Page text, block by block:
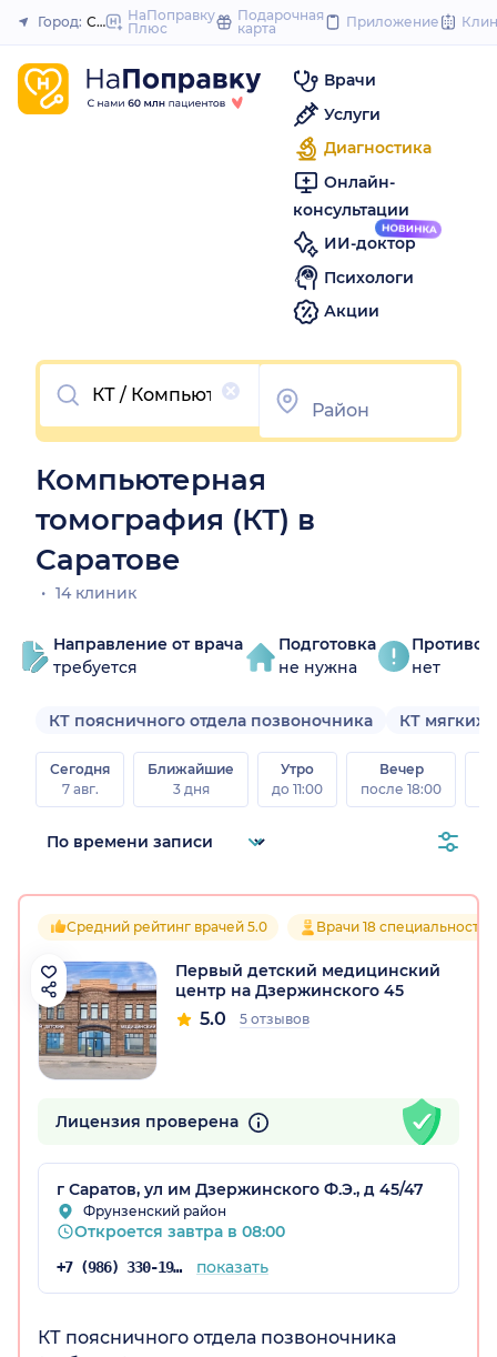
to
Закрыть
обл.)
Город: СаратовНаПоправку
Плюс
Подарочная
карта
Приложение
Врачи
Услуги
Диагностика
Онлайн-
консультации
ИИ-доктор
Психологи
Акции
Очистить
Компьютерная
томография (КТ) в
Саратове
14 клиник
Направление от врача
требуется
Подготовка
не нужна
нет
КТ поясничного отдела позвоночника КТ мягких
Сегодня
7 авг.
Ближайшие
3 дня
Утро
до 11:00
Вечер
после 18:00
Средний рейтинг врачей 5.0 Врачи 18 специальностей
Первый детский медицинский
центр на Дзержинского 45
5.0 5 отзывов
Лицензия проверена
г Саратов, ул им Дзержинского Ф.Э., д 45/47
Фрунзенский район
Откроется завтра в 08:00
+7 (986) 330-19-25 показать
КТ поясничного отдела позвоночника